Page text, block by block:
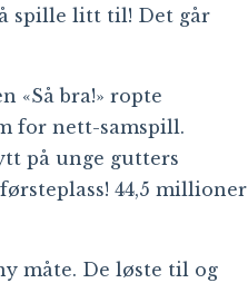
spille litt til! Det går
«Så bra!» ropte
for nett-samspill.
på unge gutters
44,5 millioner
måte. De løste til og